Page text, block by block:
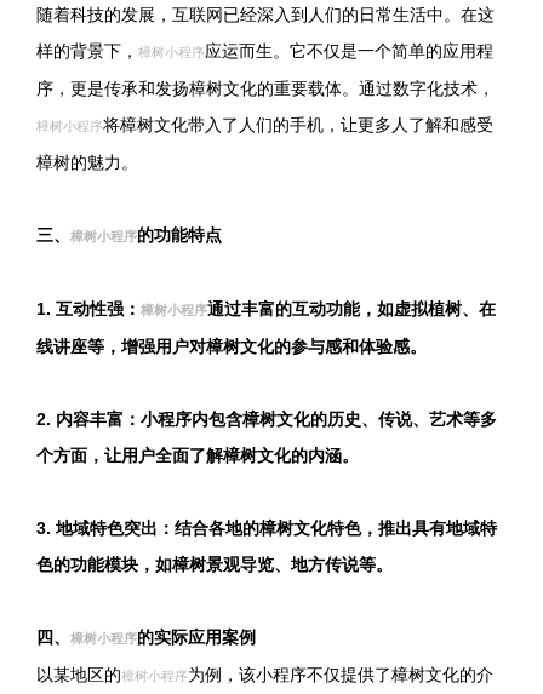
随着科技的发展，互联网已经深入到人们的日常生活中。在这
样的背景下， 樟树小程序应运而生。它不仅是一个简单的应用程
序，更是传承和发扬樟树文化的重要载体。通过数字化技术，
樟树小程序将樟树文化带入了人们的手机，让更多人了解和感受
樟树的魅力。
三、 樟树小程序的功能特点
1. 互动性强： 樟树小程序通过丰富的互动功能，如虚拟植树、在
线讲座等，增强用户对樟树文化的参与感和体验感。
2. 内容丰富：小程序内包含樟树文化的历史、传说、艺术等多
个方面，让用户全面了解樟树文化的内涵。
3. 地域特色突出：结合各地的樟树文化特色，推出具有地域特
色的功能模块，如樟树景观导览、地方传说等。
四、 樟树小程序的实际应用案例
以某地区的樟树小程序为例，该小程序不仅提供了樟树文化的介